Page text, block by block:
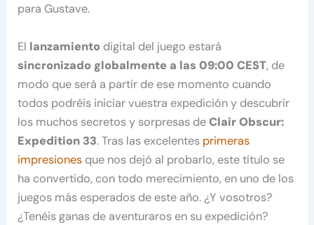
para Gustave.
El lanzamiento digital del juego estará
sincronizado globalmente a las 09:00 CEST, de
modo que será a partir de ese momento cuando
todos podréis iniciar vuestra expedición y descubrir
los muchos secretos y sorpresas deClair Obscur:
Expedition 33. Tras las excelentes primeras
impresiones que nos dejó al probarlo, este título se
ha convertido, con todo merecimiento, en uno de los
juegos más esperados de este año. ¿Y vosotros?
¿Tenéis ganas de aventuraros en su expedición?